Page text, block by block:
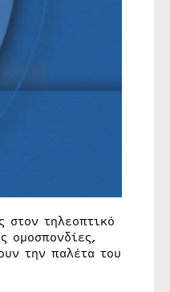
στον τηλεοπτικό
ομοσπονδίες,
την παλέτα του